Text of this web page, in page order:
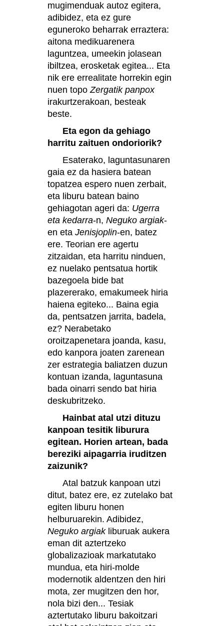
mugimenduak autoz egitera,
adibidez, eta ez gure
eguneroko beharrak erraztera:
aitona medikuarenera
laguntzea, umeekin jolasean
ibiltzea, erosketak egitea... Eta
nik ere errealitate horrekin egin
nuen topoZergatik panpox
irakurtzerakoan, besteak
beste.
Eta egon da gehiago
harritu zaituen ondoriorik?
Esaterako, laguntasunaren
gaia ez da hasiera batean
topatzea espero nuen zerbait,
eta liburu batean baino
gehiagotan ageri da: Ugerra
eta kedarra-n, Neguko argiak-
en eta Jenisjoplin-en, batez
ere. Teorian ere agertu
zitzaidan, eta harritu ninduen,
ez nuelako pentsatua hortik
bazegoela bide bat
plazererako, emakumeek hiria
haiena egiteko... Baina egia
da, pentsatzen jarrita, badela,
ez? Nerabetako
oroitzapenetara joanda, kasu,
edo kanpora joaten zarenean
zer estrategia baliatzen duzun
kontuan izanda, laguntasuna
bada oinarri sendo bat hiria
deskubritzeko.
Hainbat atal utzi dituzu
kanpoan tesitik liburura
egitean. Horien artean, bada
bereziki aipagarria iruditzen
zaizunik?
Atal batzuk kanpoan utzi
ditut, batez ere, ez zutelako bat
egiten liburu honen
helburuarekin. Adibidez,
Neguko argiak liburuak aukera
eman dit aztertzeko
globalizazioak markatutako
mundua, eta hiri-molde
modernotik aldentzen den hiri
mota, zer mugitzen den hor,
nola bizi den... Tesiak
aztertutako liburu bakoitzari